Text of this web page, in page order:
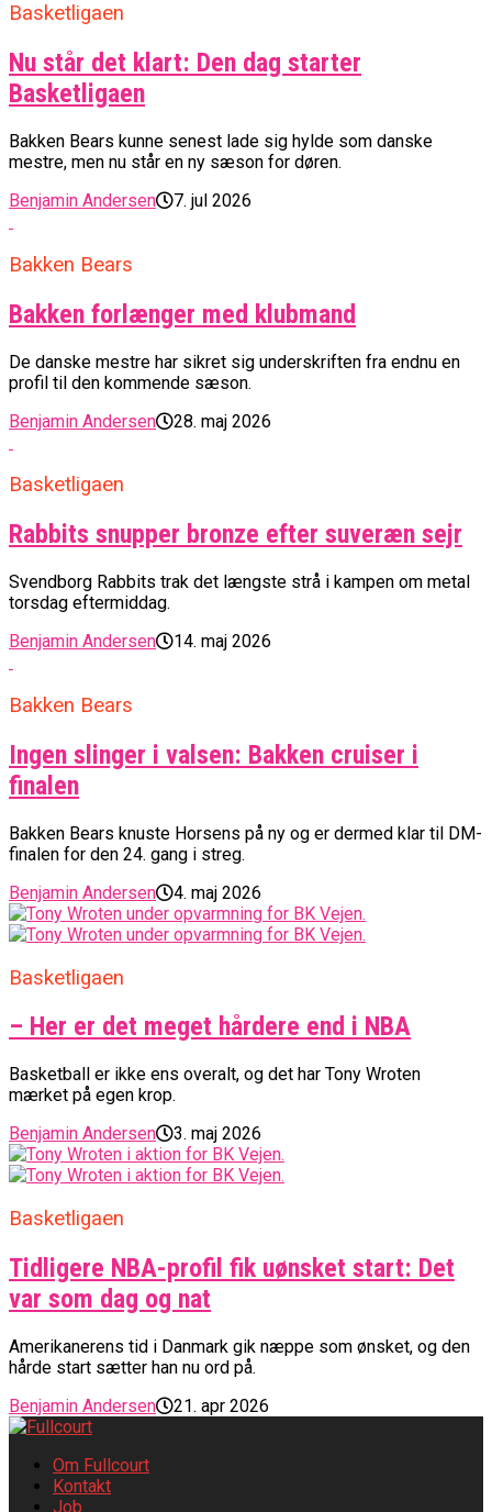
Basketligaen
Nu står det klart: Den dag starter
Basketligaen
Bakken Bears kunne senest lade sig hylde som danske
mestre, men nu står en ny sæson for døren.
Benjamin Andersen
7. jul 2026
Bakken Bears
Bakken forlænger med klubmand
De danske mestre har sikret sig underskriften fra endnu en
profil til den kommende sæson.
Benjamin Andersen
28. maj 2026
Basketligaen
Rabbits snupper bronze efter suveræn sejr
Svendborg Rabbits trak det længste strå i kampen om metal
torsdag eftermiddag.
Benjamin Andersen
14. maj 2026
Bakken Bears
Ingen slinger i valsen: Bakken cruiser i
finalen
Bakken Bears knuste Horsens på ny og er dermed klar til DM-
finalen for den 24. gang i streg.
Benjamin Andersen
4. maj 2026
Basketligaen
– Her er det meget hårdere end i NBA
Basketball er ikke ens overalt, og det har Tony Wroten
mærket på egen krop.
Benjamin Andersen
3. maj 2026
Basketligaen
Tidligere NBA-profil fik uønsket start: Det
var som dag og nat
Amerikanerens tid i Danmark gik næppe som ønsket, og den
hårde start sætter han nu ord på.
Benjamin Andersen
21. apr 2026
Om Fullcourt
Kontakt
Job